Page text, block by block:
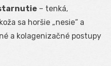
– tenká,
sa horšie „nesie“ a
a kolagenizačné postupy